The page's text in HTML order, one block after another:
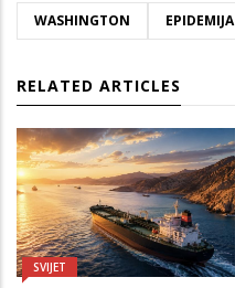
WASHINGTON EPIDEMIJA
RELATED ARTICLES
SVIJET